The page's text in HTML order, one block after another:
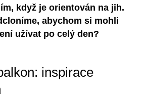
když je orientován na jih.
abychom si mohli
užívat po celý den?
inspirace